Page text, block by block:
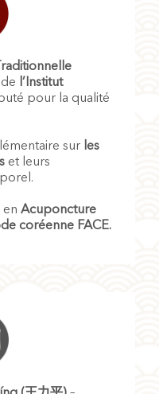
l’Institut
pour la qualité
sur les
et leurs
Acuponcture
coréenne FACE.